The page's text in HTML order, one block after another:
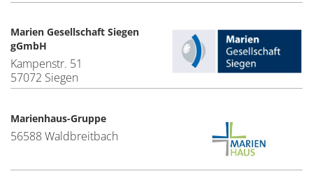
Marien Gesellschaft Siegen
gGmbH
Kampenstr. 51
57072 Siegen
Marienhaus-Gruppe
56588 Waldbreitbach